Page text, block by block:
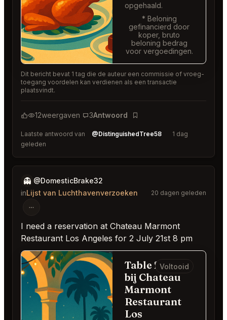
opgehaald.
* Beloning
gefinancierd door
koper, bruto
beloning bedrag
voor vergoedingen.
Dit bericht bevat 1 tag die de auteur een commissie of vroeg-
toegang voordelen kan verdienen als een transactie
plaatsvindt.
12weergaven 3Antwoord
Bladwijzer
Laatste antwoord van @DistinguishedTree58
1 dag
geleden
👻 @DomesticBrake32
inLijst van Luchthavenverzoeken 20 dagen geleden
I need a reservation at Chateau Marmont
Restaurant Los Angeles for 2 July 21st 8 pm
Table for 2
bij Chateau
Marmont
Restaurant
Los
Voltooid